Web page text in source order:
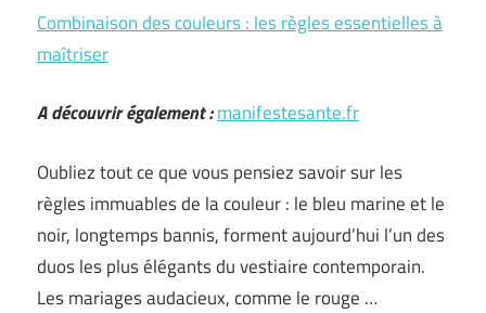
Combinaison des couleurs : les règles essentielles à
maîtriser
A découvrir également :manifestesante.fr
Oubliez tout ce que vous pensiez savoir sur les
règles immuables de la couleur : le bleu marine et le
noir, longtemps bannis, forment aujourd’hui l’un des
duos les plus élégants du vestiaire contemporain.
Les mariages audacieux, comme le rouge …